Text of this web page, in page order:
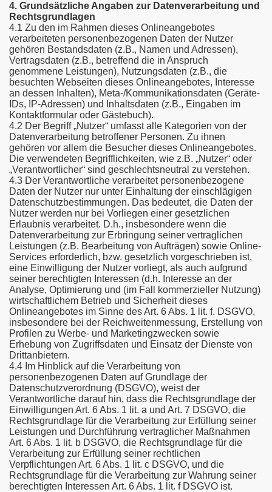
4. Grundsätzliche Angaben zur Datenverarbeitung und
Rechtsgrundlagen
4.1 Zu den im Rahmen dieses Onlineangebotes
verarbeiteten personenbezogenen Daten der Nutzer
gehören Bestandsdaten (z.B., Namen und Adressen),
Vertragsdaten (z.B., betreffend die in Anspruch
genommene Leistungen), Nutzungsdaten (z.B., die
besuchten Webseiten dieses Onlineangebotes, Interesse
an dessen Inhalten), Meta-/Kommunikationsdaten (Geräte-
IDs, IP-Adressen) und Inhaltsdaten (z.B., Eingaben im
Kontaktformular oder Gästebuch).
4.2 Der Begriff „Nutzer“ umfasst alle Kategorien von der
Datenverarbeitung betroffener Personen. Zu ihnen
gehören vor allem die Besucher dieses Onlineangebotes.
Die verwendeten Begrifflichkeiten, wie z.B. „Nutzer“ oder
„Verantwortlicher“ sind geschlechtsneutral zu verstehen.
4.3 Der Verantwortliche verarbeitet personenbezogene
Daten der Nutzer nur unter Einhaltung der einschlägigen
Datenschutzbestimmungen. Das bedeutet, die Daten der
Nutzer werden nur bei Vorliegen einer gesetzlichen
Erlaubnis verarbeitet. D.h., insbesondere wenn die
Datenverarbeitung zur Erbringung seiner vertraglichen
Leistungen (z.B. Bearbeitung von Aufträgen) sowie Online-
Services erforderlich, bzw. gesetzlich vorgeschrieben ist,
eine Einwilligung der Nutzer vorliegt, als auch aufgrund
seiner berechtigten Interessen (d.h. Interesse an der
Analyse, Optimierung und (im Fall kommerzieller Nutzung)
wirtschaftlichem Betrieb und Sicherheit dieses
Onlineangebotes im Sinne des Art. 6 Abs. 1 lit. f. DSGVO,
insbesondere bei der Reichweitenmessung, Erstellung von
Profilen zu Werbe- und Marketingzwecken sowie
Erhebung von Zugriffsdaten und Einsatz der Dienste von
Drittanbietern.
4.4 Im Hinblick auf die Verarbeitung von
personenbezogenen Daten auf Grundlage der
Datenschutzverordnung (DSGVO), weist der
Verantwortliche darauf hin, dass die Rechtsgrundlage der
Einwilligungen Art. 6 Abs. 1 lit. a und Art. 7 DSGVO, die
Rechtsgrundlage für die Verarbeitung zur Erfüllung seiner
Leistungen und Durchführung vertraglicher Maßnahmen
Art. 6 Abs. 1 lit. b DSGVO, die Rechtsgrundlage für die
Verarbeitung zur Erfüllung seiner rechtlichen
Verpflichtungen Art. 6 Abs. 1 lit. c DSGVO, und die
Rechtsgrundlage für die Verarbeitung zur Wahrung seiner
berechtigten Interessen Art. 6 Abs. 1 lit. f DSGVO ist.